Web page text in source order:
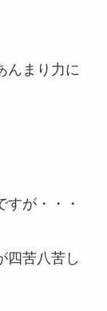
んまり力に
が・・・
四苦八苦し